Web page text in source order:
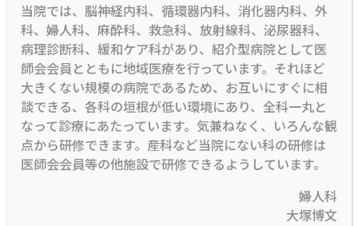
当院では、脳神経内科、循環器内科、消化器内科、外
科、婦人科、麻酔科、救急科、放射線科、泌尿器科、
病理診断科、緩和ケア科があり、紹介型病院として医
師会会員とともに地域医療を行っています。それほど
大きくない規模の病院であるため、お互いにすぐに相
談できる、各科の垣根が低い環境にあり、全科一丸と
なって診療にあたっています。気兼ねなく、いろんな観
点から研修できます。産科など当院にない科の研修は
医師会会員等の他施設で研修できるようしています。
婦人科
大塚博文